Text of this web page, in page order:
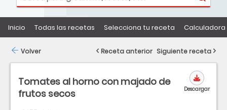
Inicio Todas las recetas Selecciona tu receta
Tomates al horno con majado de
frutos secos
Descargar
Volver Receta anterior Siguiente receta